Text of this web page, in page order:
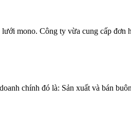
mono. Công ty vừa cung cấp
chính đó là: Sản xuất và